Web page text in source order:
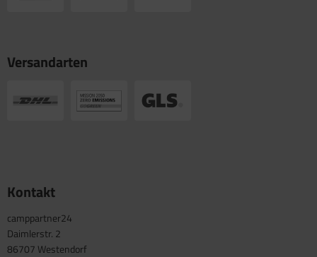
Versandarten
Kontakt
camppartner24
Daimlerstr. 2
86707 Westendorf